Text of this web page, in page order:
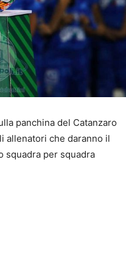
panchina del Catanzaro
allenatori che daranno il
squadra per squadra